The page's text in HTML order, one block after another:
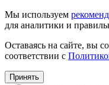
Мы используем
для аналитики и
Оставаясь на сайте, вы
соответствии с
Принять